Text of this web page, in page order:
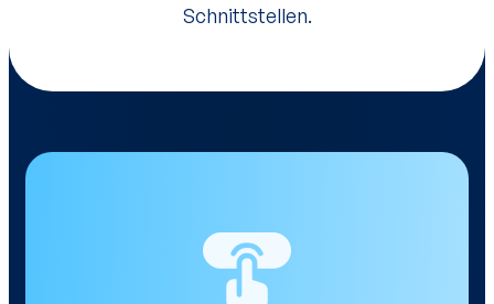
Schnittstellen.